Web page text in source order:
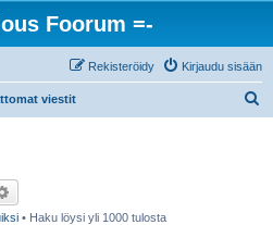
Foorum =-
Kirjaudu sisään
Rekisteröidy
viestit
• Haku löysi yli 1000 tulosta